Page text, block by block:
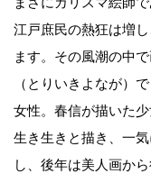
江戸庶民の熱狂は増
ます。その風潮の中
（とりいきよなが）
女性。春信が描いた
生き生きと描き、一
し、後年は美人画か